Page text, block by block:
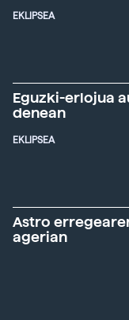
EKLIPSEA
Eguzki-erlojua
denean
EKLIPSEA
Astro
agerian